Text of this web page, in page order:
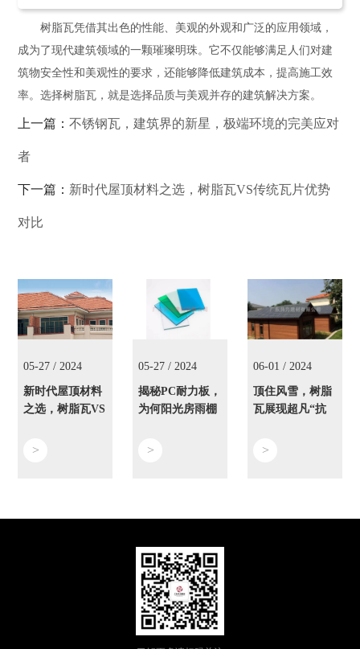
树脂瓦凭借其出色的性能、美观的外观和广泛的应用领域，
成为了现代建筑领域的一颗璀璨明珠。它不仅能够满足人们对建
筑物安全性和美观性的要求，还能够降低建筑成本，提高施工效
率。选择树脂瓦，就是选择品质与美观并存的建筑解决方案。
上一篇：不锈钢瓦，建筑界的新星，极端环境的完美应对
者
下一篇： 新时代屋顶材料之选，树脂瓦VS传统瓦片优势
对比
05-27 / 2024
新时代屋顶材料
之选，树脂瓦VS
比>
05-27 / 2024
揭秘PC耐力板，
为何阳光房雨棚
>
06-01 / 2024
顶住风雪，树脂
瓦展现超凡“抗
>